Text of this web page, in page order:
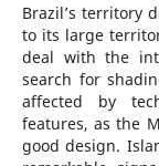
Brazil’s territory
to its large
deal with the
search for
affected by
features, as the
good design.